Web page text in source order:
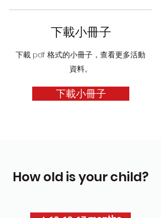
下載小冊子
下載 pdf 格式的小冊子，查看更多活動
資料。
下載小冊子
How old is your child?